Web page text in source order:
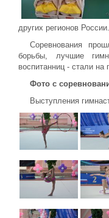
других регионов России.
Соревнования
борьбы, лучшие
воспитанниц - стали на
Фото с
Выступления